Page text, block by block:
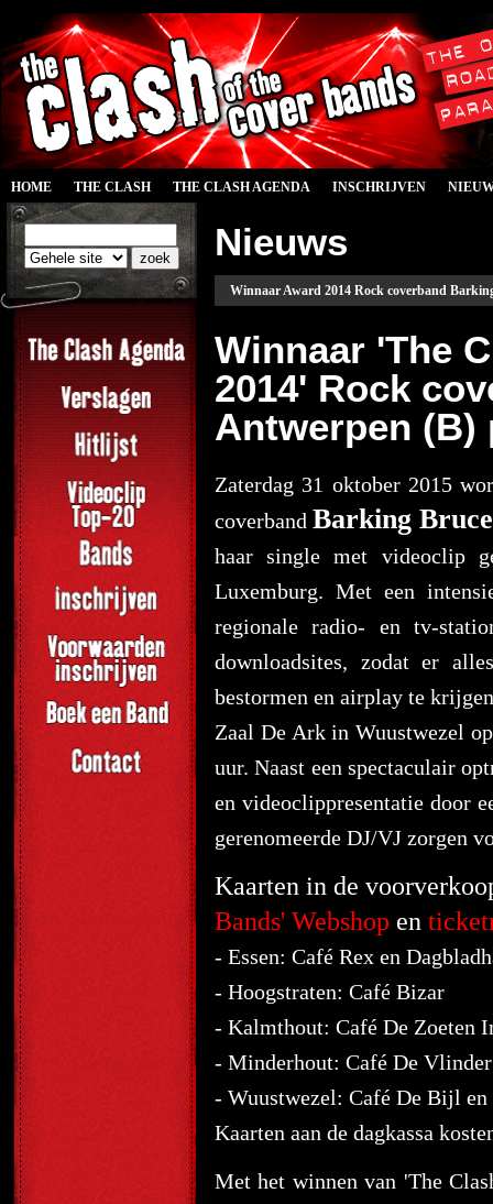
HOME THE CLASH THE CLASH AGENDA INSCHRIJVEN
Nieuws
Winnaar Award 2014 Rock coverband
Winnaar 'The
2014' Rock
Antwerpen
Zaterdag 31 oktober 2015
coverband Barking Bruce
haar single met videoclip
Luxemburg. Met een
regionale radio- en tv-
downloadsites, zodat er
bestormen en airplay te
Zaal De Ark in Wuustwezel
uur. Naast een spectaculair
en videoclippresentatie door
gerenomeerde DJ/VJ zorgen
Kaarten in de
Bands' Webshop en
- Essen: Café Rex en
- Hoogstraten: Café Bizar
- Kalmthout: Café De Zoeten
- Minderhout: Café De Vlinder
- Wuustwezel: Café De Bijl en
Kaarten aan de dagkassa
Met het winnen van 'The